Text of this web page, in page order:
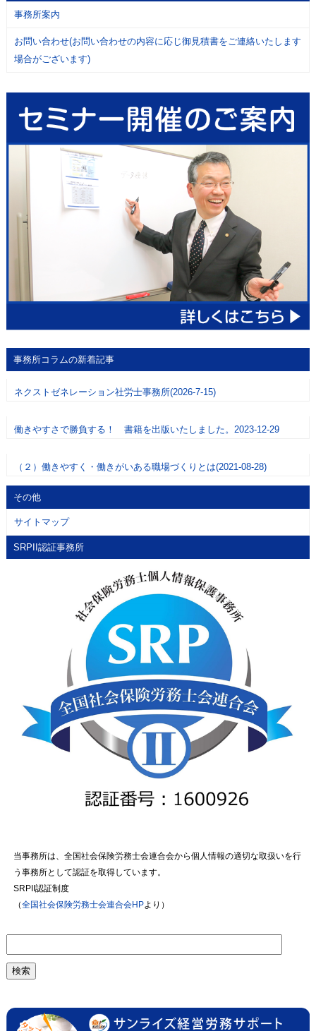
事務所案内
お問い合わせ(お問い合わせの内容に応じ御見積書をご連絡いたします
場合がございます)
事務所コラムの新着記事
ネクストゼネレーション社労士事務所(2026-7-15)
働きやすさで勝負する！ 書籍を出版いたしました。2023-12-29
（２）働きやすく・働きがいある職場づくりとは(2021-08-28)
その他
サイトマップ
SRPII認証事務所
当事務所は、全国社会保険労務士会連合会から個人情報の適切な取扱いを行
う事務所として認証を取得しています。
SRPII認証制度
（全国社会保険労務士会連合会HPより）
検
索: